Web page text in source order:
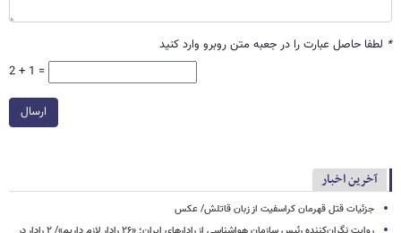
* لطفا حاصل عبارت را در جعبه متن روبرو وارد کنید
2 + 1 =
ارسال
آخرین اخبار
جزئیات قتل قهرمان کراسفیت از زبان قاتلش/ عکس